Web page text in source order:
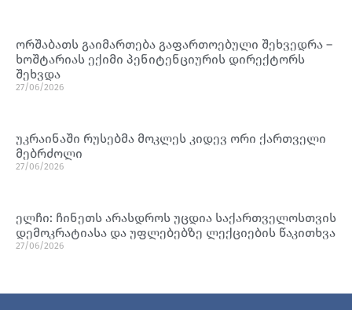
ორშაბათს გაიმართება გაფართოებული შეხვედრა –
ხოშტარიას ექიმი პენიტენციურის დირექტორს
შეხვდა
27/06/2026
უკრაინაში რუსებმა მოკლეს კიდევ ორი ქართველი
მებრძოლი
27/06/2026
ელჩი: ჩინეთს არასდროს უცდია საქართველოსთვის
დემოკრატიასა და უფლებებზე ლექციების წაკითხვა
27/06/2026